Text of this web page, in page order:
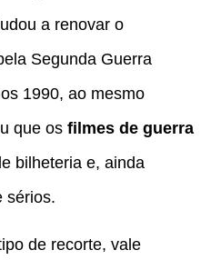
a renovar o
Segunda Guerra
1990, ao mesmo
que os filmes de guerra
bilheteria e, ainda
sérios.
de recorte, vale